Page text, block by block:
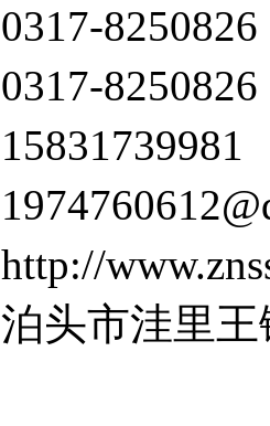
0317-8250826
0317-8250826
15831739981
http://
泊头市洼里